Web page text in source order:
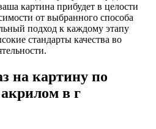
картина прибудет в целости
от выбранного способа
подход к каждому этапу
стандарты качества во
на картину по
в г